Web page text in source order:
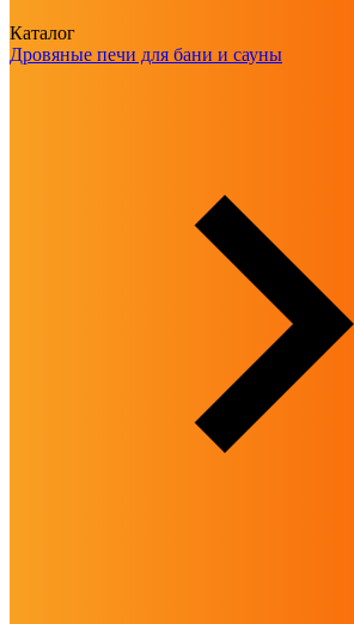
Каталог
Дровяные печи для бани и сауны